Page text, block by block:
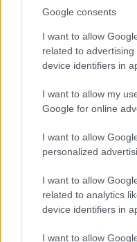
Google consents
I want to allow
related to
device identifiers in
I want to allow my
Google for online
I want to allow
personalized
I want to allow
related to analytics
device identifiers in
I want to allow